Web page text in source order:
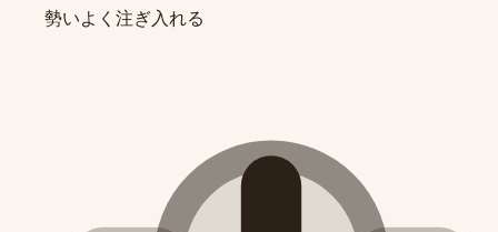
勢いよく注ぎ入れる